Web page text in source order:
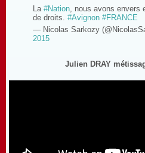
La #Nation , nous avons
de droits. #Avignon #FRANCE
— Nicolas Sarkozy
2015
Julien DRAY